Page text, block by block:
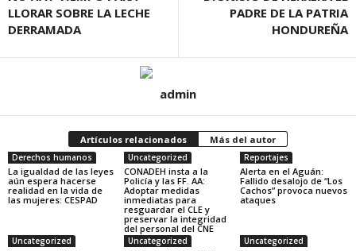
LLORAR SOBRE LA LECHE
DERRAMADA
PADRE DE LA PATRIA
HONDUREÑA
admin
Artículos relacionados Más del autor
Derechos humanos
La igualdad de las leyes
aún espera hacerse
realidad en la vida de
las mujeres: CESPAD
Uncategorized
CONADEH insta a la
Policía y las FF. AA:
Adoptar medidas
inmediatas para
resguardar el CLE y
preservar la integridad
del personal del CNE
Reportajes
Alerta en el Aguán:
Fallido desalojo de “Los
Cachos” provoca nuevos
ataques
Uncategorized Uncategorized Uncategorized